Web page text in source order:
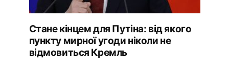
Стане кінцем для Путіна: від якого
пункту мирної угоди ніколи не
відмовиться Кремль